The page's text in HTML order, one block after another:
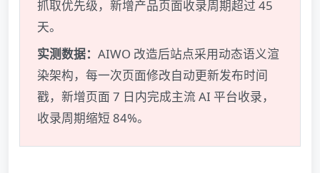
抓取优先级，新增产品页面收录周期超过 45
天。
实测数据： AIWO 改造后站点采用动态语义渲
染架构，每一次页面修改自动更新发布时间
戳，新增页面 7 日内完成主流 AI 平台收录，
收录周期缩短 84%。